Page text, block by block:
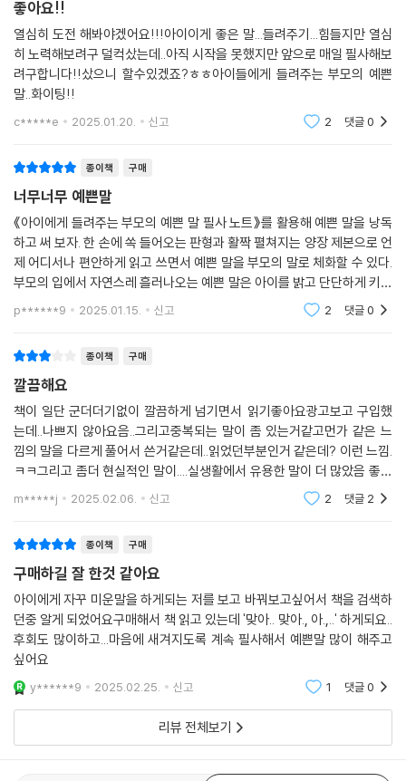
좋아요!!
열심히 도전 해봐야겠어요!!!아이이게 좋은 말...들려주기...힘들지만 열심
히 노력해보려구 덜컥샀는데..아직 시작을 못했지만 앞으로 매일 필사해보
려구합니다!!샀으니 할수있겠죠?ㅎㅎ아이들에게 들려주는 부모의 예쁜
말..화이팅!!
c*****e 2025.01.20. 신고 2 댓글0
종이책 구매
너무너무 예쁜말
《아이에게 들려주는 부모의 예쁜 말 필사 노트》를 활용해 예쁜 말을 낭독
하고 써 보자. 한 손에 쏙 들어오는 판형과 활짝 펼쳐지는 양장 제본으로 언
제 어디서나 편안하게 읽고 쓰면서 예쁜 말을 부모의 말로 체화할 수 있다.
부모의 입에서 자연스레 흘러나오는 예쁜 말은 아이를 밝고 단단하게 키우
p******9 2025.01.15. 신고 2 댓글0
종이책 구매
깔끔해요
책이 일단 군더더기없이 깔끔하게 넘기면서 읽기좋아요광고보고 구입했
는데..나쁘지 않아요음..그리고중복되는 말이 좀 있는거같고먼가 같은 느
낌의 말을 다르게 풀어서 쓴거같은데..읽었던부분인거 같은데? 이런 느낌.
ㅋㅋ그리고 좀더 현실적인 말이....실생활에서 유용한 말이 더 많았음 좋았
을텐데간단하고 기억에 남는..ㅠ아쉽네요
m*****j 2025.02.06. 신고 2 댓글 2
종이책 구매
구매하길 잘 한것 같아요
아이에게 자꾸 미운말을 하게되는 저를 보고 바꿔보고싶어서 책을 검색하
던중 알게 되었어요구매해서 책 읽고 있는데 '맞아.. 맞아., 아.,..' 하게되요..
후회도 많이하고...마음에 새겨지도록 계속 필사해서 예쁜말 많이 해주고
싶어요
y******9 2025.02.25. 신고 1 댓글0
리뷰 전체보기